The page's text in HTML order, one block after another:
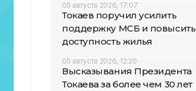
05 августа 2026, 17:07
Токаев поручил усилить
поддержку МСБ и повысить
доступность жилья
05 августа 2026, 12:20
Высказывания Президента
Токаева за более чем 30 лет